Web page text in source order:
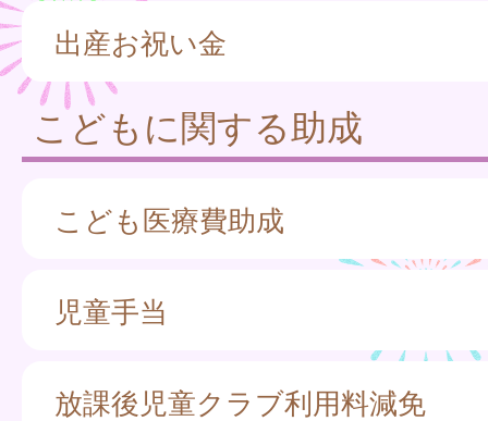
出産お祝い金
こどもに関する助成
こども医療費助成
児童手当
放課後児童クラブ利用料減免